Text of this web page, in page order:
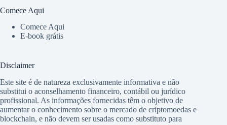
Comece Aqui
Comece Aqui
E-book grátis
Disclaimer
Este site é de natureza exclusivamente informativa e não
substitui o aconselhamento financeiro, contábil ou jurídico
profissional. As informações fornecidas têm o objetivo de
aumentar o conhecimento sobre o mercado de criptomoedas e
blockchain, e não devem ser usadas como substituto para